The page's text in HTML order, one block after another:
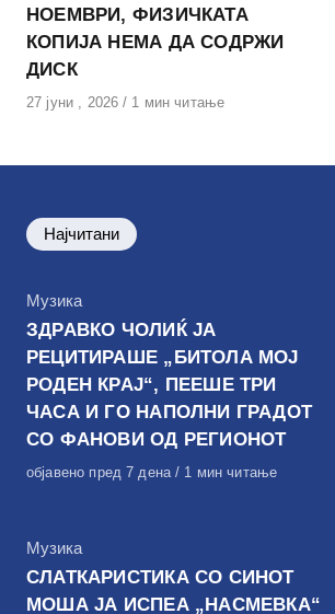
НОЕМВРИ, ФИЗИЧКАТА
КОПИЈА НЕМА ДА СОДРЖИ
ДИСК
Објавено
27 јуни , 2026 1 мин читање
Најчитани
КАтегорија
Музика
ЗДРАВКО ЧОЛИЌ ЈА
РЕЦИТИРАШЕ „БИТОЛА МОЈ
РОДЕН КРАЈ“, ПЕЕШЕ ТРИ
ЧАСА И ГО НАПОЛНИ ГРАДОТ
СО ФАНОВИ ОД РЕГИОНОТ
Објавено
објавено пред 7 дена 1 мин читање
КАтегорија
Музика
СЛАТКАРИСТИКА СО СИНОТ
МОША ЈА ИСПЕА „НАСМЕВКА“